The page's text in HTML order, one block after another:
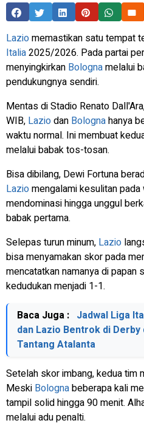
Laziomemastikan satu tempat
Italia2025/2026. Pada partai
menyingkirkan Bolognamelalui
pendukungnya sendiri.
Mentas di Stadio Renato
WIB, Laziodan Bolognahanya
waktu normal. Ini membuat
melalui babak tos-tosan.
Bisa dibilang, Dewi Fortuna
Laziomengalami kesulitan pada
mendominasi hingga unggul
babak pertama.
Selepas turun minum, Lazio
bisa menyamakan skor pada
mencatatkan namanya di papan
kedudukan menjadi 1-1.
Baca Juga : Jadwal Liga
dan Lazio Bentrok di
Tantang Atalanta
Setelah skor imbang, kedua tim
Meski Bolognabeberapa kali
tampil solid hingga 90 menit.
melalui adu penalti.